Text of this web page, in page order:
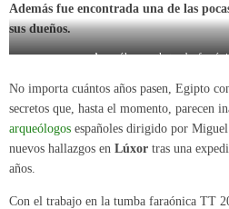
Además fue encontrada una de las
sus dueños.
Arqueólogo en la tumba
No importa cuántos años pasen, Egipto
secretos que, hasta el momento, parecen
arqueólogos españoles dirigido por Miguel
nuevos hallazgos en Lúxor tras una
años.
Con el trabajo en la tumba faraónica TT